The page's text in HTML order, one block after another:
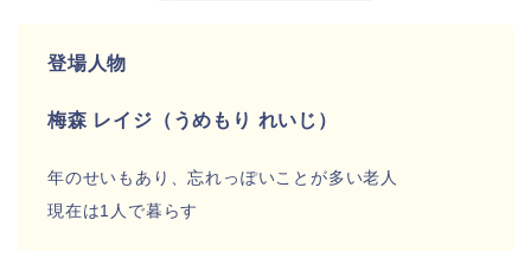
登場人物
梅森 レイジ（うめもり れいじ）
年のせいもあり、忘れっぽいことが多い老人
現在は1人で暮らす